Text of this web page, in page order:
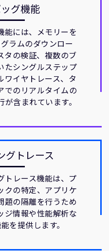
グ機能
能には、メモリーを
ラムのダウンロー
タの検証、複数のブ
たシングルステップ
ワイヤトレース、タ
でのリアルタイムの
含まれています。
グトレース
トレース機能は、プ
クの特定、アプリケ
題の隔離を行うため
ジ情報や性能解析な
を提供します。